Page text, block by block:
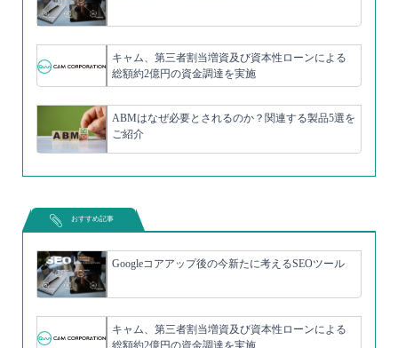
キャム、第三者割当増資及び資本性ローンによる
総額約2億円の資金調達を実施
ABMはなぜ必要とされるのか？関連する製品5選を
ご紹介
おすすめ記事
Googleコアアップ後の今新たに考えるSEOツール
キャム、第三者割当増資及び資本性ローンによる
総額約2億円の資金調達を実施